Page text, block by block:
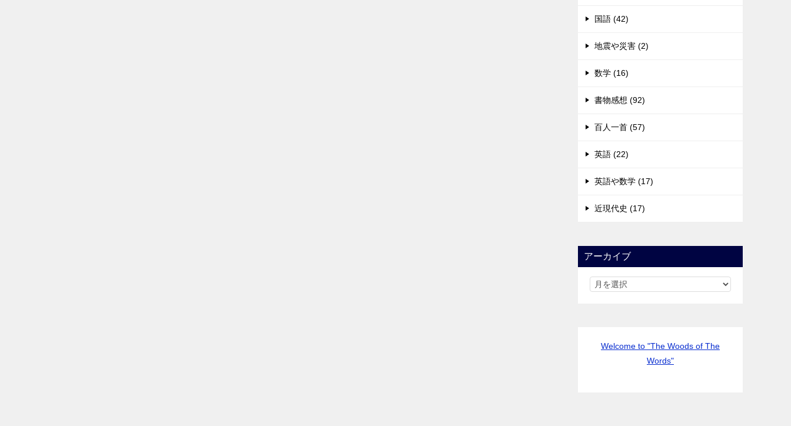
国語 (42)
地震や災害 (2)
数学 (16)
書物感想 (92)
百人一首 (57)
英語 (22)
英語や数学 (17)
近現代史 (17)
アーカイブ
Welcome to "The Woods of The
Words"